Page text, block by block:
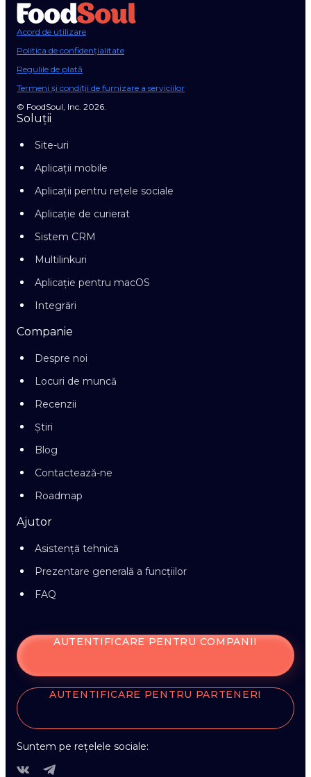
Acord de utilizare
Politica de confidențialitate
Regulile de plată
Termeni și condiții de furnizare a serviciilor
© FoodSoul, Inc. 2026.
Soluții
Site-uri
Aplicații mobile
Aplicații pentru rețele sociale
Aplicație de curierat
Sistem CRM
Multilinkuri
Aplicație pentru macOS
Integrări
Companie
Despre noi
Locuri de muncă
Recenzii
Știri
Blog
Contactează-ne
Roadmap
Ajutor
Asistență tehnică
Prezentare generală a funcțiilor
FAQ
AUTENTIFICARE PENTRU COMPANII
AUTENTIFICARE PENTRU PARTENERI
Suntem pe rețelele sociale: